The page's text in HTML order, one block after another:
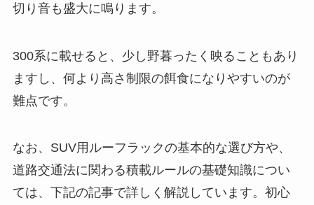
切り音も盛大に鳴ります。
300系に載せると、少し野暮ったく映ることもあり
ますし、何より高さ制限の餌食になりやすいのが
難点です。
なお、SUV用ルーフラックの基本的な選び方や、
道路交通法に関わる積載ルールの基礎知識につい
ては、下記の記事で詳しく解説しています。初心